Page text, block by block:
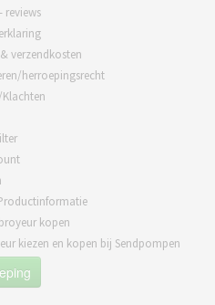
reviews
verzendkosten
herroepingsrecht
kopen
kiezen en kopen bij Sendpompen